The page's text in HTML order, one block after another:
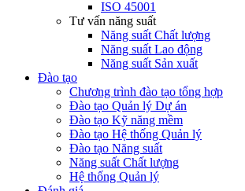
ISO 45001
Tư vấn năng suất
Năng suất Chất lượng
Năng suất Lao động
Năng suất Sản xuất
Đào tạo
Chương trình đào tạo tổng hợp
Đào tạo Quản lý Dự án
Đào tạo Kỹ năng mềm
Đào tạo Hệ thống Quản lý
Đào tạo Năng suất
Năng suất Chất lượng
Hệ thống Quản lý